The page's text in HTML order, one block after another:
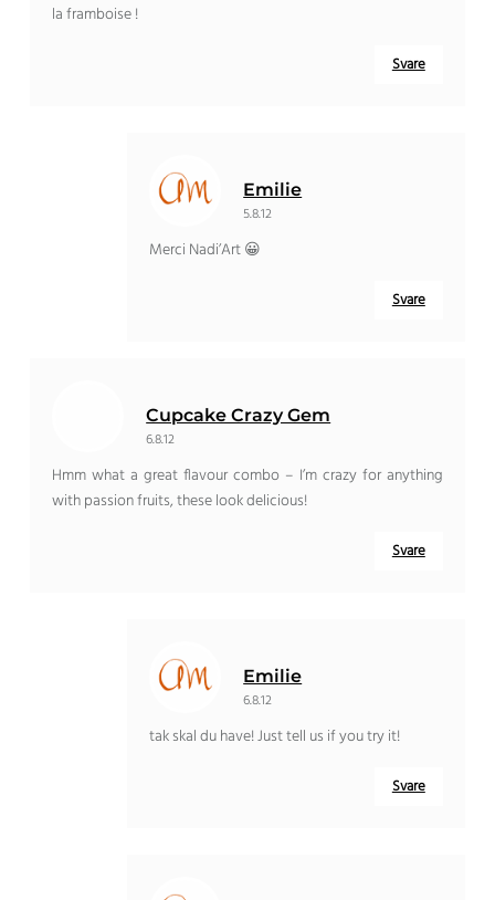
la framboise!
Svare
Emilie
5.8.12
Merci Nadi’Art 😀
Svare
Cupcake Crazy Gem
6.8.12
Hmm what a great flavour combo – I’m crazy for anything
with passion fruits,these look delicious!
Svare
Emilie
6.8.12
tak skal du have!Just tell us if you try it!
Svare